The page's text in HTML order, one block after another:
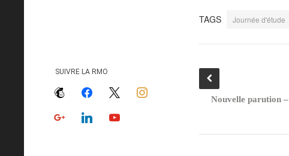
SUIVRE LA RMO
mailchimpfacebook instagram
google linkedin youtube
TAGS Journée d'étude
Nouvelle parution –